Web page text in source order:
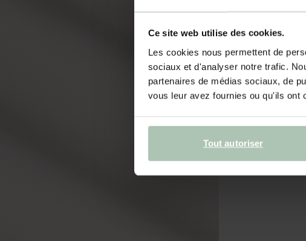
Ce site web utilise des cookies.
Les cookies nous permettent de
sociaux et d'analyser notre trafic.
partenaires de médias sociaux, de
vous leur avez fournies ou qu'ils ont
Tout autoriser